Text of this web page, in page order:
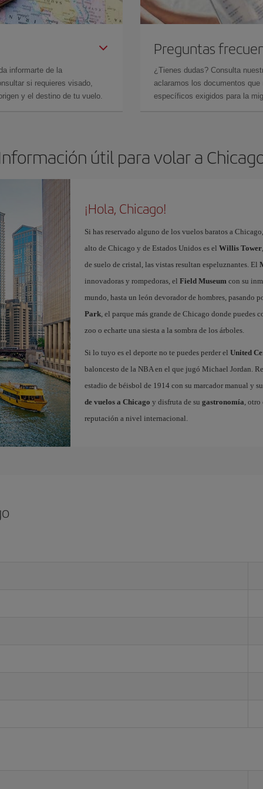
informarte de la
si requieres visado,
y el destino de tu vuelo.
Preguntas
¿Tienes dudas? Consulta
aclaramos los documentos
específicos exigidos para la
útil para volar a
¡Hola, Chicago!
Si has reservado alguno de los vuelos baratos a
alto de Chicago y de Estados Unidos es el Willis Tower
de suelo de cristal, las vistas resultan espeluznantes. El
innovadoras y rompedoras, el Field Museumcon su
mundo, hasta un león devorador de hombres, pasando
Park, el parque más grande de Chicago donde puedes
zoo o echarte una siesta a la sombra de los árboles.
Si lo tuyo es el deporte no te puedes perder el United
baloncesto de la NBA en el que jugó Michael Jordan.
estadio de béisbol de 1914 con su marcador manual y
de vuelos a Chicago y disfruta de su gastronomía, otro
reputación a nivel internacional.